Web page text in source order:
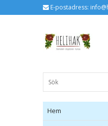
E-postadress:
Hem